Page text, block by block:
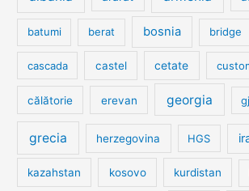
batumi berat bosnia bridge
cascada castel cetate
călătorie erevan georgia
grecia herzegovina HGS
kazahstan kosovo kurdistan